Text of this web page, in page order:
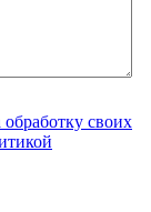
обработку своих